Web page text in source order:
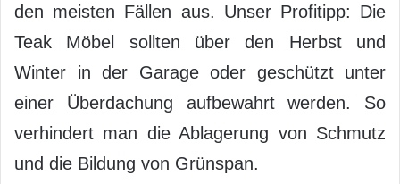
den meisten Fällen aus. Unser Profitipp: Die
Teak Möbel sollten über den Herbst und
Winter in der Garage oder geschützt unter
einer Überdachung aufbewahrt werden. So
verhindert man die Ablagerung von Schmutz
und die Bildung von Grünspan.